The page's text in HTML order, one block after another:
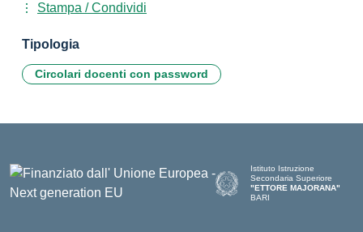
Stampa / Condividi
Tipologia
Circolari docenti con password
Istituto Istruzione
Secondaria Superiore
"ETTORE MAJORANA"
BARI